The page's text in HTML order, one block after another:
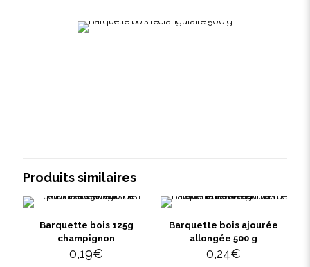
Produits similaires
Barquette bois 125g
champignon
0,19€
Barquette bois ajourée
allongée 500 g
0,24€